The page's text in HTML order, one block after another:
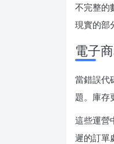
不完整的
現實的部
電子
當錯誤代
題。庫存
這些運營
遲的訂單